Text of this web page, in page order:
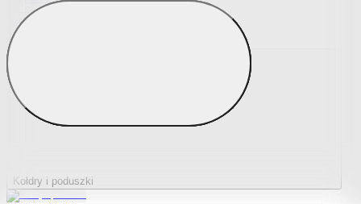
Podkładki na materace
Materace nawierzchniowe
Kołdry i poduszki